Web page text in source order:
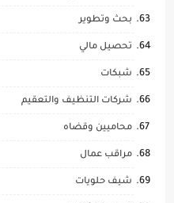
بحث وتطوير
تحصيل مالي
شبكات
شركات التنظيف والتعقيم
محاميين وقضاه
مراقب عمال
شيف حلويات